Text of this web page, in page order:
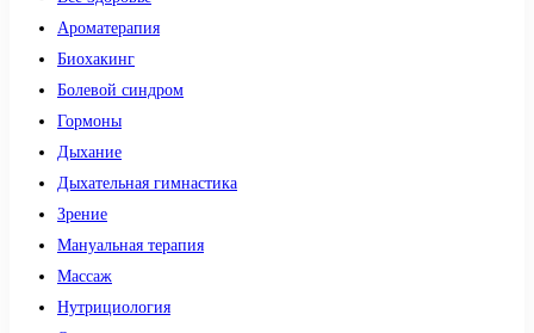
Ароматерапия
Биохакинг
Болевой синдром
Гормоны
Дыхание
Дыхательная гимнастика
Зрение
Мануальная терапия
Массаж
Нутрициология